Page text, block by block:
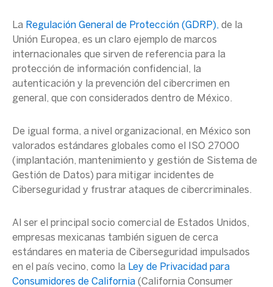
La Regulación General de Protección (GDRP), de la
Unión Europea, es un claro ejemplo de marcos
internacionales que sirven de referencia para la
protección de información confidencial , la
autenticación y la prevención del cibercrimen en
general, que con considerados dentro de México.
De igual forma, a nivel organizacional, en México son
valorados estándares globales como el ISO 27000
(implantación, mantenimiento y gestión de Sistema de
Gestión de Datos) para mitigar incidentes de
Ciberseguridad y frustrar ataques de cibercriminales.
Al ser el principal socio comercial de Estados Unidos,
empresas mexicanas también siguen de cerca
estándares en materia de Ciberseguridad impulsados
en el país vecino, como la Ley de Privacidad para
Consumidores de California (California Consumer